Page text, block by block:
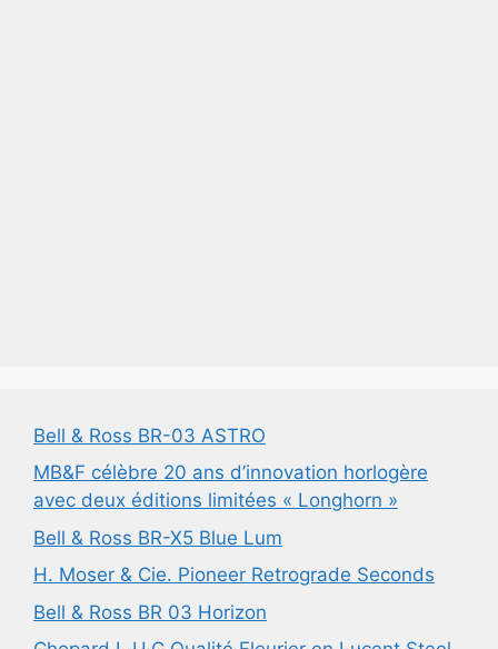
Bell & Ross BR-03 ASTRO
MB&F célèbre 20 ans d’innovation horlogère
avec deux éditions limitées « Longhorn »
Bell & Ross BR-X5 Blue Lum
H. Moser & Cie. Pioneer Retrograde Seconds
Bell & Ross BR 03 Horizon